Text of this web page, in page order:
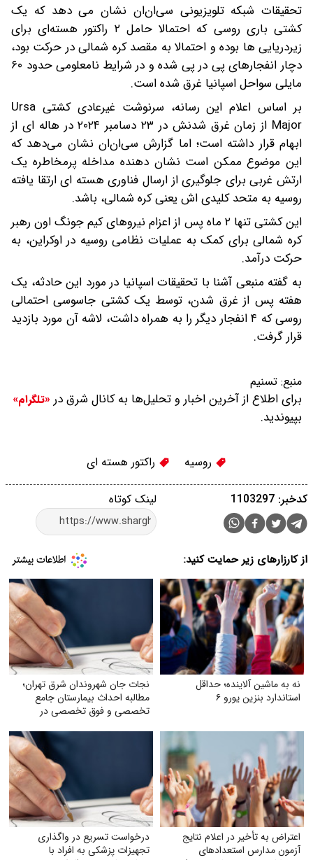
تحقیقات شبکه تلویزیونی سی‌ان‌ان نشان می دهد که یک
کشتی باری روسی که احتمالا حامل ۲ راکتور هسته‌ای برای
زیردریایی‌ ها بوده و احتمالا به مقصد کره شمالی در حرکت بود،
دچار انفجارهای پی‌ در پی شده و در شرایط نامعلومی حدود ۶۰
مایلی سواحل اسپانیا غرق شده است.
بر اساس اعلام این رسانه، سرنوشت غیرعادی کشتی Ursa
Major از زمان غرق شدنش در ۲۳ دسامبر ۲۰۲۴ در هاله‌ ای از
ابهام قرار داشته است؛ اما گزارش سی‌ان‌ان نشان می‌دهد که
این موضوع ممکن است نشان‌ دهنده مداخله پرمخاطره یک
ارتش غربی برای جلوگیری از ارسال فناوری هسته‌ ای ارتقا یافته
روسیه به متحد کلیدی‌ اش یعنی کره شمالی، باشد.
این کشتی تنها ۲ ماه پس از اعزام نیروهای کیم جونگ اون رهبر
کره شمالی برای کمک به عملیات نظامی روسیه در اوکراین، به
حرکت درآمد.
به گفته منبعی آشنا با تحقیقات اسپانیا در مورد این حادثه، یک
هفته پس از غرق شدن، توسط یک کشتی جاسوسی احتمالی
روسی که ۴ انفجار دیگر را به همراه داشت، لاشه آن مورد بازدید
قرار گرفت.
منبع: تسنیم
برای اطلاع از آخرین اخبار و تحلیل‌ها به کانال شرق در «تلگرام»
بپیوندید.
روسیه راکتور هسته ای
لینک کوتاه کدخبر: 1103297
از کارزارهای زیر حمایت کنید:
نه به ماشین آلاینده؛ حداقل
استاندارد بنزین یورو ۶
نجات جان شهروندان شرق تهران؛
مطالبه احداث بیمارستان جامع
تخصصی و فوق تخصصی در
اعتراض به تأخیر در اعلام نتایج
آزمون مدارس استعدادهای
درخواست تسریع در واگذاری
تجهیزات پزشکی به افراد با